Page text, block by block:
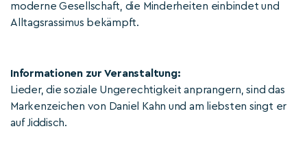
moderne Gesellschaft, die Minderheiten einbindet und
Alltagsrassimus bekämpft.
Informationen zur Veranstaltung:
Lieder, die soziale Ungerechtigkeit anprangern, sind das
Markenzeichen von Daniel Kahn und am liebsten singt er
auf Jiddisch.